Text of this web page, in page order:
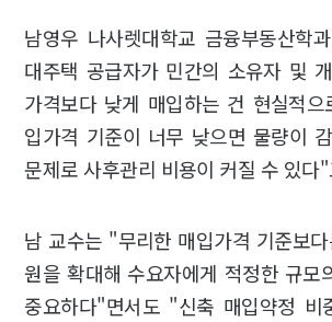
남영우 나사렛대학교 금융부동산학
대주택 공급자가 민간의 소유자 및
가격보다 낮게 매입하는 건 현실적
입가격 기준이 너무 낮으면 물량이
문제로 사후관리 비용이 커질 수 있다
남 교수는 "무리한 매입가격 기준보
원을 확대해 수요자에게 적정한 규모
중요하다"면서도 "신축 매입약정 비